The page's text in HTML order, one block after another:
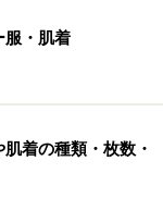
服・肌着
着の種類・枚数・